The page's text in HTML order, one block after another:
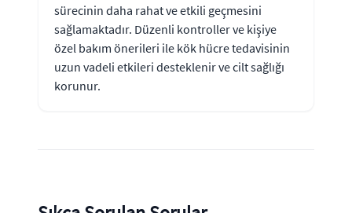
sürecinin daha rahat ve etkili geçmesini
sağlamaktadır. Düzenli kontroller ve kişiye
özel bakım önerileri ile kök hücre tedavisinin
uzun vadeli etkileri desteklenir ve cilt sağlığı
korunur.